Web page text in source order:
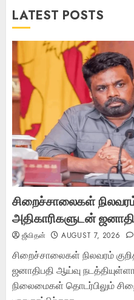
LATEST POSTS
சிறைச்சாலைகள் நிலவரம்
அதிகாரிகளுடன்
ஜீவிதன் AUGUST 7, 2026
சிறைச்சாலைகள் நிலவரம்
ஜனாதிபதி ஆய்வு
நிலைமைகள் தொடர்பிலும்